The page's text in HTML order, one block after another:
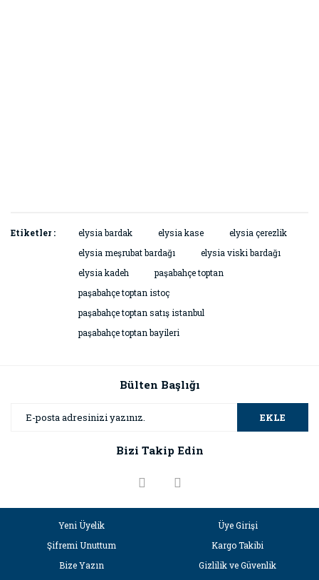
Etiketler : elysia bardak elysia kase
elysia çerezlik
elysia meşrubat bardağı
elysia viski bardağı
elysia kadeh
paşabahçe toptan
paşabahçe toptan istoç
paşabahçe toptan satış istanbul
paşabahçe toptan bayileri
Bülten Başlığı
EKLE
Bizi Takip Edin
Yeni Üyelik
Üye Girişi
Şifremi Unuttum
Kargo Takibi
Bize Yazın
Gizlilik ve Güvenlik